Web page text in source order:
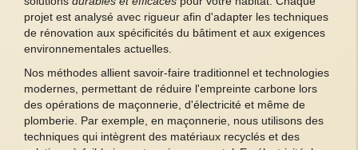
projet est analysé avec rigueur afin d'adapter les techniques
de rénovation aux spécificités du bâtiment et aux exigences
environnementales actuelles.
Nos méthodes allient savoir-faire traditionnel et technologies
modernes, permettant de réduire l'empreinte carbone lors
des opérations de maçonnerie, d'électricité et même de
plomberie. Par exemple, en maçonnerie, nous utilisons des
techniques qui intègrent des matériaux recyclés et des